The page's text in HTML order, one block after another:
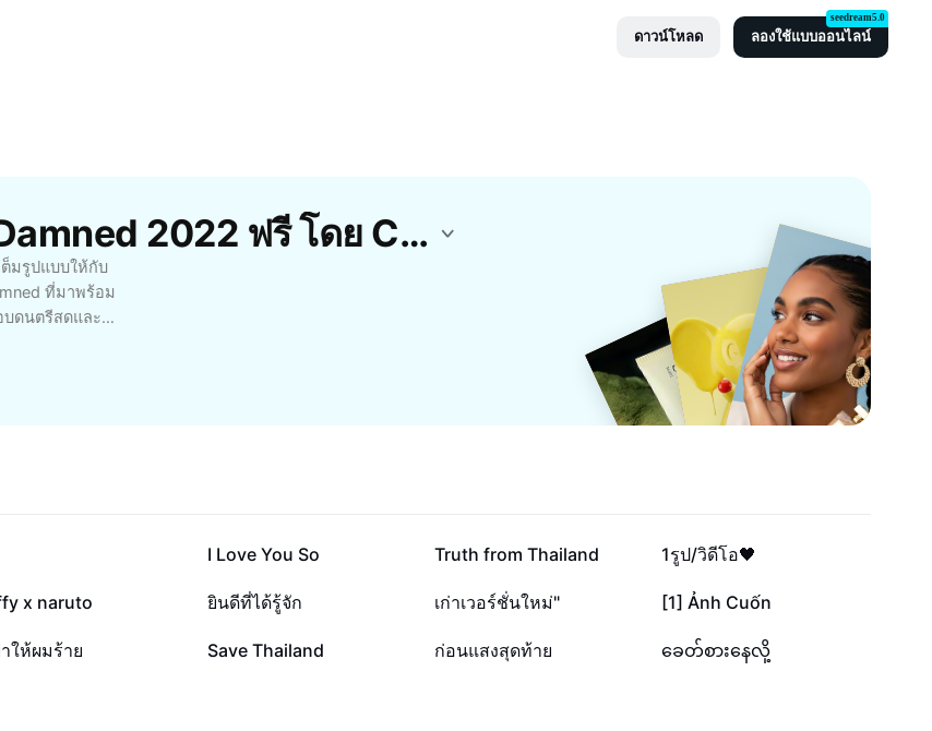
ดาวน์โหลด ลองใช้แบบออนไลน์
seedream5.0
เทมเพลต การแสดงสด The Damned 2022 ฟรี โดย CapCut
มรูปแบบให้กับ
ที่มาพร้อม
บดนตรีสดและ
จากทัวร์ปี 2022
หนึ่งกับ
19.9K
I Love You So 10.2K
Truth from Thailand 9.4K
1รูป/วิดีโอ🖤
x naruto 1.3K
ยินดีที่ได้รู้จัก 913
เก่าเวอร์ชั่นใหม่" 909
[1] Ảnh Cuốn
ให้ผมร้าย 647
Save Thailand 634
ก่อนแสงสุดท้าย 436
ခေတ်စားနေလို့